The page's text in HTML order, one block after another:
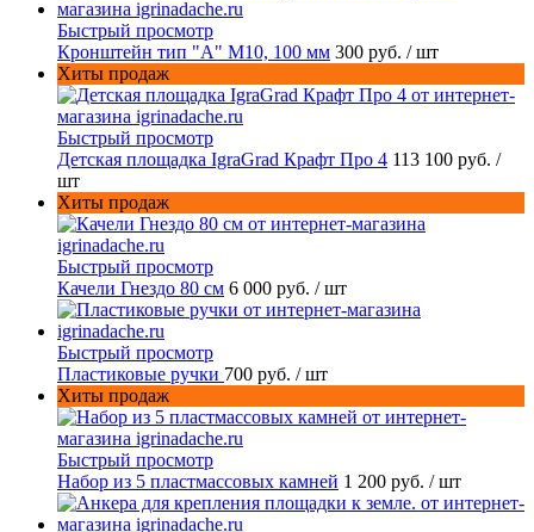
Быстрый просмотр
Кронштейн тип "A" M10, 100 мм 300 руб. / шт
Хиты продаж
Быстрый просмотр
Детская площадка IgraGrad Крафт Про 4 113 100 руб. /
шт
Хиты продаж
Быстрый просмотр
Качели Гнездо 80 см 6 000 руб. / шт
Быстрый просмотр
Пластиковые ручки 700 руб. / шт
Хиты продаж
Быстрый просмотр
Набор из 5 пластмассовых камней 1 200 руб. / шт